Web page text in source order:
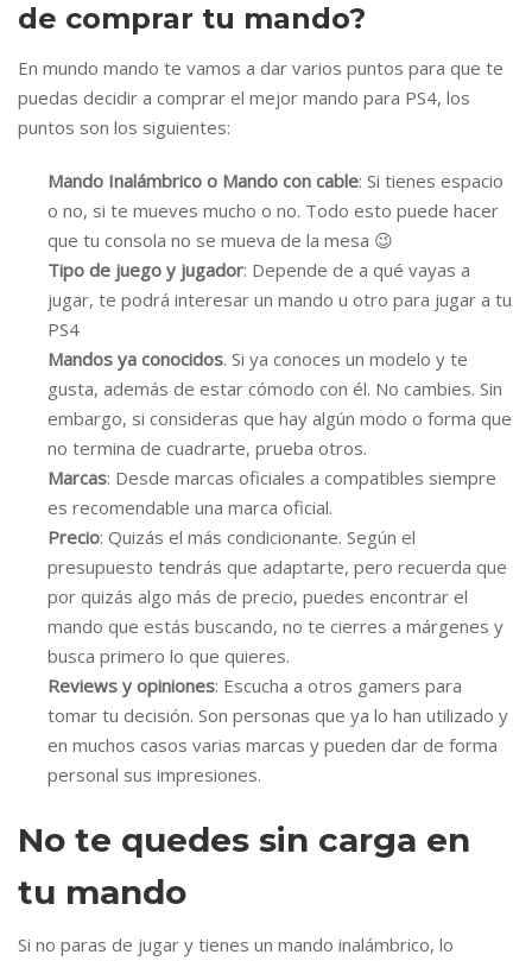
de comprar tu mando?
En mundo mando te vamos a dar varios puntos para que te
puedas decidir a comprar el mejor mando para PS4, los
puntos son los siguientes:
Mando Inalámbrico o Mando con cable: Si tienes espacio
o no, si te mueves mucho o no. Todo esto puede hacer
que tu consola no se mueva de la mesa 😉
Tipo de juego y jugador: Depende de a qué vayas a
jugar, te podrá interesar un mando u otro para jugar a tu
PS4
Mandos ya conocidos. Si ya conoces un modelo y te
gusta, además de estar cómodo con él. No cambies. Sin
embargo, si consideras que hay algún modo o forma que
no termina de cuadrarte, prueba otros.
Marcas: Desde marcas oficiales a compatibles siempre
es recomendable una marca oficial.
Precio: Quizás el más condicionante. Según el
presupuesto tendrás que adaptarte, pero recuerda que
por quizás algo más de precio, puedes encontrar el
mando que estás buscando, no te cierres a márgenes y
busca primero lo que quieres.
Reviews y opiniones: Escucha a otros gamers para
tomar tu decisión. Son personas que ya lo han utilizado y
en muchos casos varias marcas y pueden dar de forma
personal sus impresiones.
No te quedes sin carga en
tu mando
Si no paras de jugar y tienes un mando inalámbrico, lo